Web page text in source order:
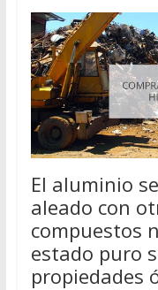
El aluminio
aleado con
compuestos
estado puro
propiedades